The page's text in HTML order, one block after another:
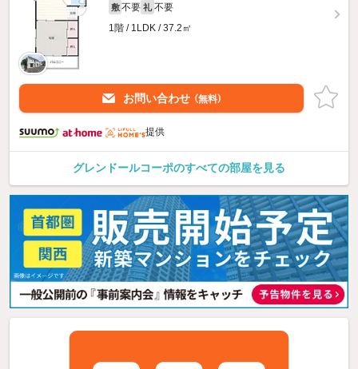
敷 不要 礼 不要
1階 / 1LDK / 37.2㎡
お問い合わせ （無料）
提供
グレンドールコーポのすべての部屋を見る